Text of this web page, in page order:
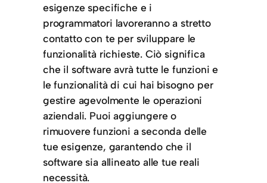
esigenze specifiche e i
programmatori lavoreranno a stretto
contatto con te per sviluppare le
funzionalità richieste. Ciò significa
che il software avrà tutte le funzioni e
le funzionalità di cui hai bisogno per
gestire agevolmente le operazioni
aziendali. Puoi aggiungere o
rimuovere funzioni a seconda delle
tue esigenze, garantendo che il
software sia allineato alle tue reali
necessità.